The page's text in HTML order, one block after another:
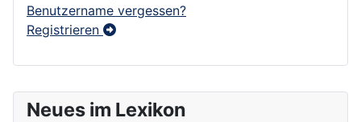
Neues im Lexikon
Benutzername vergessen?
Registrieren